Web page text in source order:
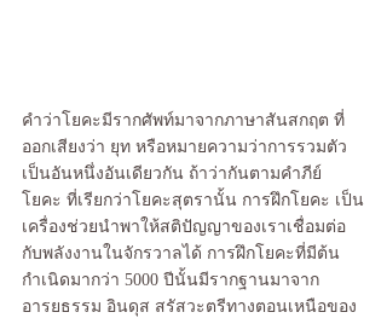
คำว่าโยคะมีรากศัพท์มาจากภาษาสันสกฤต ที่
ออกเสียงว่า ยุท หรือหมายความว่าการรวมตัว
เป็นอันหนึ่งอันเดียวกัน ถ้าว่ากันตามคำภีย์
โยคะ ที่เรียกว่าโยคะสุตรานั้น การฝึกโยคะ เป็น
เครื่องช่วยนำพาให้สติปัญญาของเราเชื่อมต่อ
กับพลังงานในจักรวาลได้ การฝึกโยคะที่มีต้น
กำเนิดมากว่า 5000 ปีนั้นมีรากฐานมาจาก
อารยธรรม อินดุส สรัสวะตรีทางตอนเหนือของ